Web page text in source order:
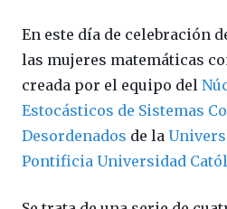
En este día de celebración
las mujeres matemáticas
creada por el equipo del
Estocásticos de Sistemas
Desordenados de la
Pontificia Universidad